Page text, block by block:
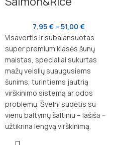
7,95€ – 51,00 €
Visavertis ir subalansuotas
super premium klasės šunų
maistas, specialiai sukurtas
mažų veislių suaugusiems
šunims, turintiems jautrią
virškinimo sistemą ar odos
problemų. Švelni sudėtis su
vienu baltymų šaltiniu – lašiša –
užtikrina lengvą virškinimą.